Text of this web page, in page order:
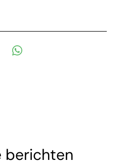
berichten